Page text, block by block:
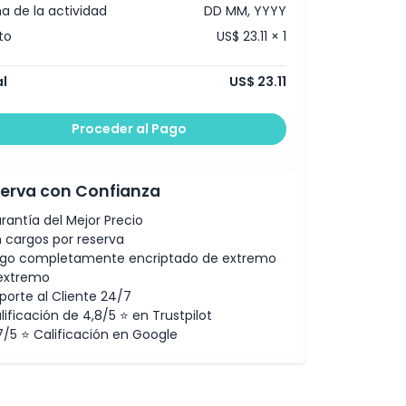
de la actividad
DD MM, YYYY
US$ 23.11 × 1
US$ 23.11
Proceder al Pago
con Confianza
del Mejor Precio
cargos por reserva
completamente encriptado de extremo
al Cliente 24/7
de 4,8/5 ⭐ en Trustpilot
5 ⭐ Calificación en Google